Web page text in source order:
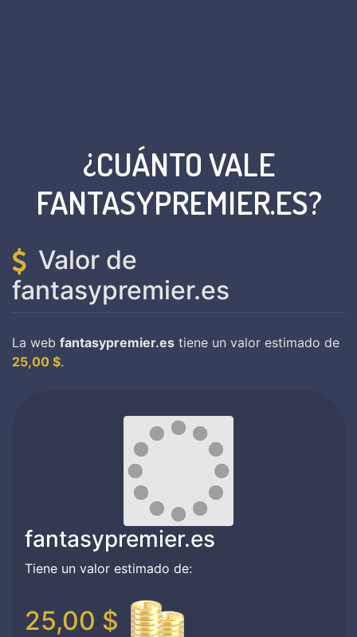
¿CUÁNTO VALE
FANTASYPREMIER.ES?
Valor de
fantasypremier.es
La web fantasypremier.es tiene un valor estimado de
25,00 $.
fantasypremier.es
Tiene un valor estimado de:
25,00 $